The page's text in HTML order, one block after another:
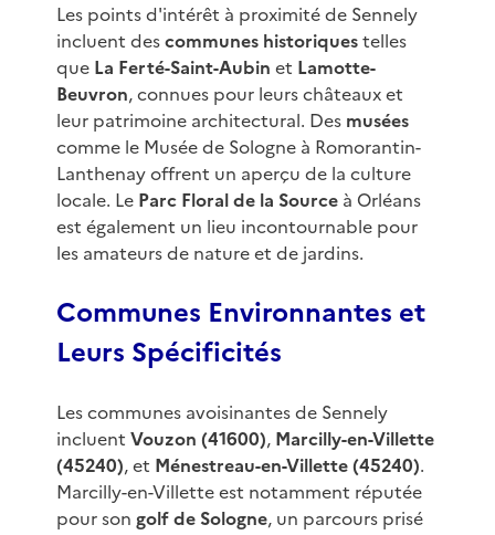
Les points d'intérêt à proximité de Sennely
incluent descommunes historiquestelles
que La Ferté-Saint-Aubin et Lamotte-
Beuvron, connues pour leurs châteaux et
leur patrimoine architectural. Des musées
comme le Musée de Sologne à Romorantin-
Lanthenay offrent un aperçu de la culture
locale. Le Parc Floral de la Sourceà Orléans
est également un lieu incontournable pour
les amateurs de nature et de jardins.
Communes Environnantes et
Leurs Spécificités
Les communes avoisinantes de Sennely
incluent Vouzon (41600), Marcilly-en-Villette
(45240), et Ménestreau-en-Villette (45240).
Marcilly-en-Villette est notamment réputée
pour son golf de Sologne, un parcours prisé